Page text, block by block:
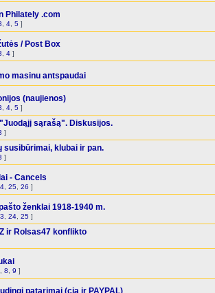
Philately .com
4 5 ]
/ Post Box
4 ]
masinu antspaudai
(naujienos)
4 5 ]
sąrašą". Diskusijos.
]
susibūrimai, klubai ir pan.
]
- Cancels
25 26 ]
ženklai 1918-1940 m.
24 25 ]
ir Rolsas47 konflikto
8 9 ]
patarimai (cia ir PAYPAL)